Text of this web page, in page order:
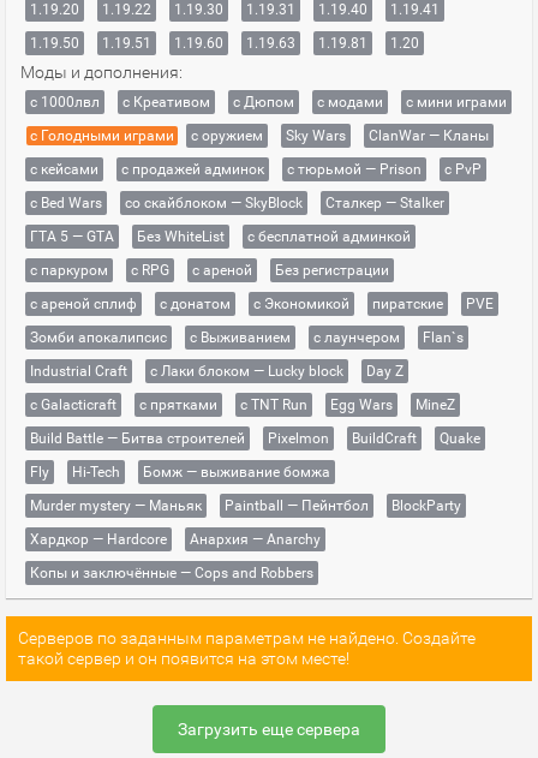
1.19.20
1.19.22 1.19.30 1.19.31 1.19.40
1.19.41
1.19.50
1.19.51 1.19.60 1.19.63 1.19.81 1.20
Моды и дополнения:
с 1000лвл c Креативом с Дюпом с модами
с мини играми
с Голодными играми
с оружием Sky Wars
ClanWar — Кланы
с кейсами
с продажей админок с тюрьмой — Prison
с PvP
с Bed Wars
со скайблоком — SkyBlock
Сталкер — Stalker
ГТА 5 — GTA
Без WhiteList
с бесплатной админкой
с паркуром
с RPG с ареной
Без регистрации
с ареной сплиф
с донатом с Экономикой пиратские
PVE
Зомби апокалипсис
с Выживанием с лаунчером
Flan`s
Industrial Craft
с Лаки блоком — Lucky block
Day Z
с Galacticraft
с прятками с TNT Run Egg Wars
MineZ
Build Battle — Битва строителей
Pixelmon BuildCraft
Quake
Fly
Hi-Tech
Бомж — выживание бомжа
Murder mystery — Маньяк
Paintball — Пейнтбол
BlockParty
Хардкор — Hardcore
Анархия — Anarchy
Копы и заключённые — Cops and Robbers
Серверов по заданным параметрам не найдено. Создайте
такой сервер и он появится на этом месте!
Загрузить еще сервера